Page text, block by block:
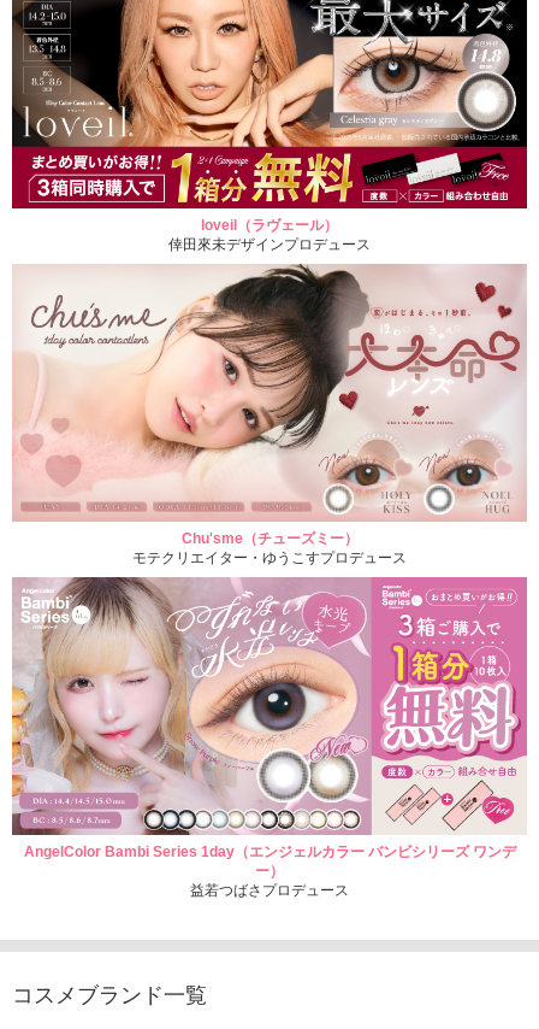
loveil（ラヴェール）
倖田來未デザインプロデュース
Chu'sme（チューズミー）
モテクリエイター・ゆうこすプロデュース
AngelColor Bambi Series 1day（エンジェルカラー バンビシリーズ ワンデ
ー）
益若つばさプロデュース
コスメブランド一覧